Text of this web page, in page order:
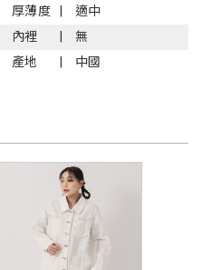
厚薄度
適中
內裡
無
產地 中國